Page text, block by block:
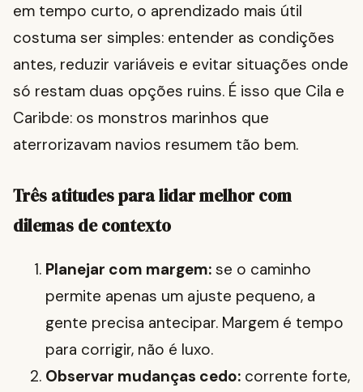
em tempo curto, o aprendizado mais útil
costuma ser simples: entender as condições
antes, reduzir variáveis e evitar situações onde
só restam duas opções ruins. É isso que Cila e
Caribde: os monstros marinhos que
aterrorizavam navios resumem tão bem.
Três atitudes para lidar melhor com
dilemas de contexto
Planejar com margem: se o caminho
permite apenas um ajuste pequeno, a
gente precisa antecipar. Margem é tempo
para corrigir, não é luxo.
Observar mudanças cedo: corrente forte,